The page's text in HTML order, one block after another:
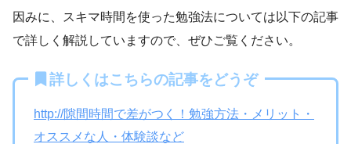
因みに、スキマ時間を使った勉強法については以下の記事
で詳しく解説していますので、ぜひご覧ください。
詳しくはこちらの記事をどうぞ
http://隙間時間で差がつく！勉強方法・メリット・
オススメな人・体験談など